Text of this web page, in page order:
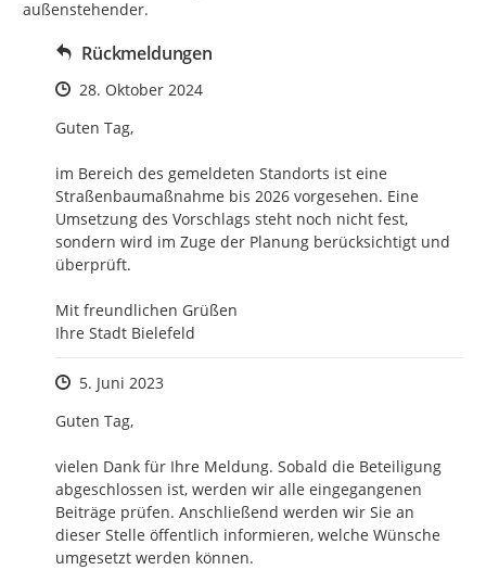
außenstehender.
Rückmeldungen
Zeitpunkt des Erstellens
28. Oktober 2024
Guten Tag,
im Bereich des gemeldeten Standorts ist eine
Straßenbaumaßnahme bis 2026 vorgesehen. Eine
Umsetzung des Vorschlags steht noch nicht fest,
sondern wird im Zuge der Planung berücksichtigt und
überprüft.
Mit freundlichen Grüßen
Ihre Stadt Bielefeld
Zeitpunkt des Erstellens
5. Juni 2023
Guten Tag,
vielen Dank für Ihre Meldung. Sobald die Beteiligung
abgeschlossen ist, werden wir alle eingegangenen
Beiträge prüfen. Anschließend werden wir Sie an
dieser Stelle öffentlich informieren, welche Wünsche
umgesetzt werden können.